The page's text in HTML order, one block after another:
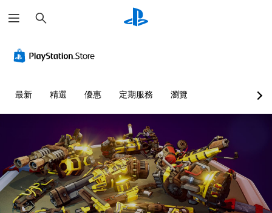
尋
最新 精選 優惠 定期服務 瀏覽